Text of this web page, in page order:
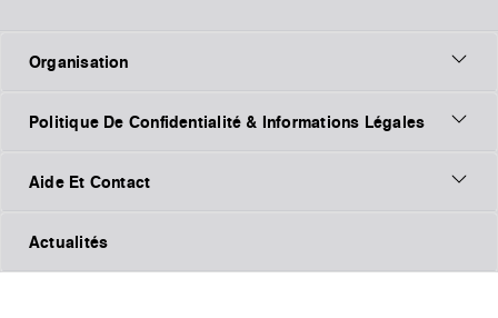
Organisation
Politique De Confidentialité & Informations Légales
Aide Et Contact
Actualités